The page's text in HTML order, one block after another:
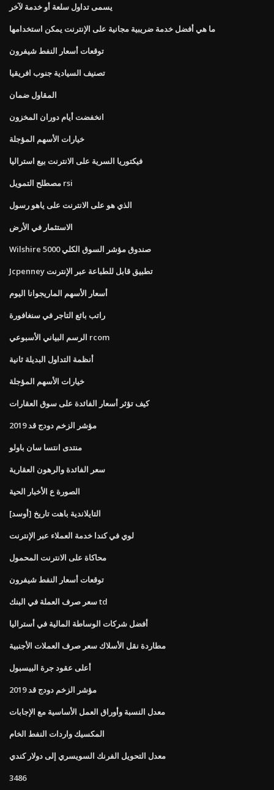
يسمى تداول سلعة أو خدمة لآخر
ما هي أفضل خدمة ضريبية مجانية على الإنترنت يمكن استخدامها
توقعات أسعار النفط شيفرون
تصنيف السيادية جنوب افريقيا
المقاول ضمان
انخفضت أيام دوران المخزون
خيارات الأسهم المؤجلة
فيكتوريا السرية على الانترنت بيع استراليا
مصطلح التمويل rsi
الذي هو على الانترنت على ياهو رسول
الاستثمار في الأرض
Wilshire 5000 صندوق مؤشر السوق الكلي
Jcpenney تطبيق قابل للطباعة عبر الإنترنت
أسعار الأسهم الماريجوانا اليوم
راتب بائع التاجر في سنغافورة
الرسم البياني الأسبوعي rcom
أنظمة التداول البديلة ثانية
خيارات الأسهم المؤجلة
كيف تؤثر أسعار الفائدة على سوق العقارات
مؤشر الزخم دودج قد 2019
منتدى انتسا سان باولو
سعر الفائدة والرهون العقارية
الصورة ع الأخبار الحية
[أوسد] التايلاندية باهت تاريخ
لوي في كندا خدمة العملاء عبر الإنترنت
محاكاة على الانترنت المحمول
توقعات أسعار النفط شيفرون
سعر صرف العملة في البنك td
أفضل شركات الوساطة المالية في أستراليا
مطاردة نقل الأسلاك سعر صرف العملات الأجنبية
أعلى عقود جرة البيسبول
مؤشر الزخم دودج قد 2019
معدل النسبة وأوراق العمل الأساسية مع الإجابات
المكسيك واردات النفط الخام
معدل التحويل الفرنك السويسري إلى دولار كندي
3486